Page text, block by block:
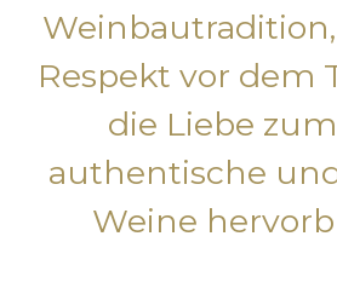
Respekt vor dem
die Liebe
authentische
Weine